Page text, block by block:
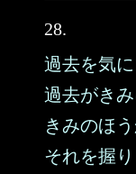
28.
過去を気に
過去がき
きみのほ
それを握